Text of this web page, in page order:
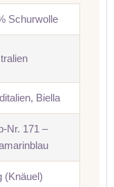
Schurwolle
Biella
Nr. 171 –
(Knäuel)